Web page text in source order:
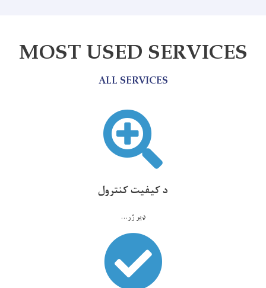
MOST USED SERVICES
ALL SERVICES
د کیفیت کنترول
ډیر ژر...